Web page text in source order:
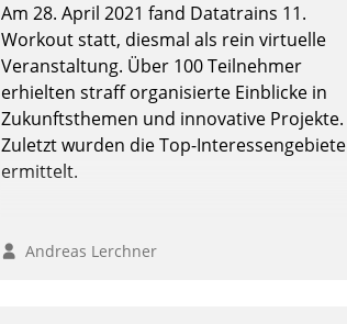
Am 28. April 2021 fand Datatrains 11.
Workout statt, diesmal als rein virtuelle
Veranstaltung. Über 100 Teilnehmer
erhielten straff organisierte Einblicke in
Zukunftsthemen und innovative Projekte.
Zuletzt wurden die Top-Interessengebiete
ermittelt.
Andreas Lerchner